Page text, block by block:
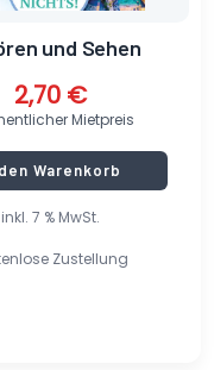
inkl. 7 % MwSt.
Zustellung
und Sehen
2,70 €
Mietpreis
Warenkorb